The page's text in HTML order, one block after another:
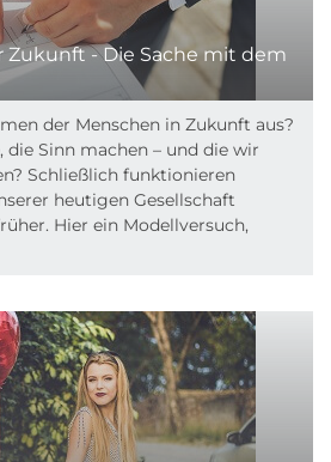
Zukunft - Die Sache mit dem
der Menschen in Zukunft aus?
die Sinn machen – und die wir
Schließlich funktionieren
heutigen Gesellschaft
Hier ein Modellversuch,